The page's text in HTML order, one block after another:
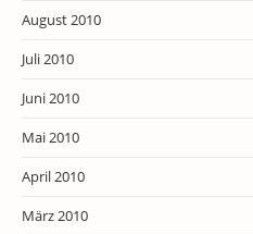
August 2010
Juli 2010
Juni 2010
Mai 2010
April 2010
März 2010